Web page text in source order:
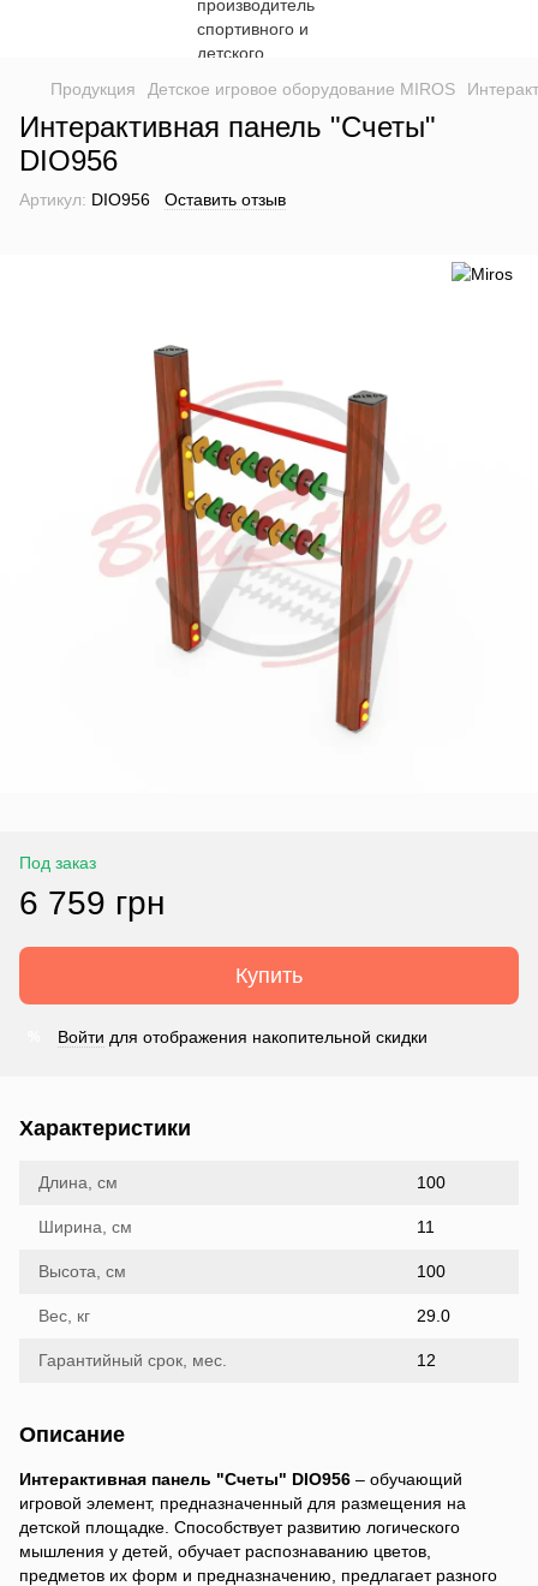
Продукция Детское игровое оборудование MIROS
Интерактивная панель "Счеты"
DIO956
Артикул: DIO956 Оставить отзыв
Под заказ
6 759 грн
Купить
Войти для отображения накопительной скидки
Характеристики
Длина, см 100
Ширина, см 11
Высота, см 100
Вес, кг 29.0
Гарантийный срок, мес. 12
Описание
Интерактивная панель "Счеты" DIO956 – обучающий
игровой элемент, предназначенный для размещения на
детской площадке. Способствует развитию логического
мышления у детей, обучает распознаванию цветов,
предметов их форм и предназначению, предлагает разного